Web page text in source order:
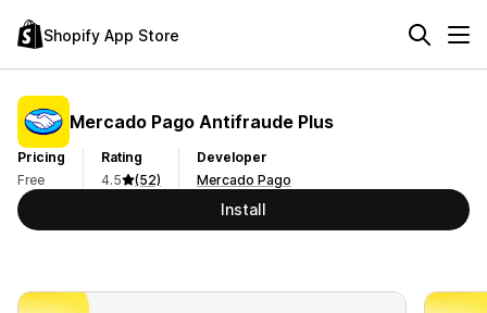
Shopify App Store
Mercado Pago Antifraude Plus
Pricing
Free
Rating
4.5
(52)
Developer
Mercado Pago
Install